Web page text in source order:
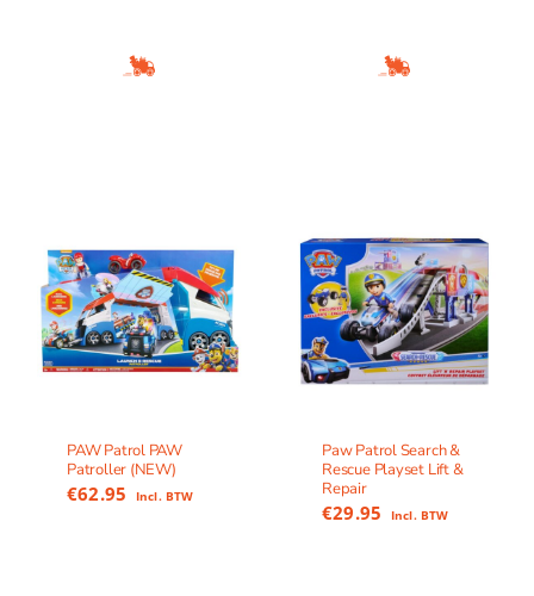
PAW Patrol PAW
Patroller (NEW)
€62.95 Incl. BTW
Paw Patrol Search &
Rescue Playset Lift &
Repair
€29.95 Incl. BTW